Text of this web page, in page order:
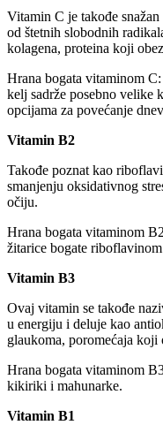
Vitamin C je takođe
od štetnih slobodnih
kolagena, proteina koji
Hrana bogata vitaminom
kelj sadrže posebno velike
opcijama za povećanje
Vitamin B2
Takođe poznat kao
smanjenju oksidativnog
očiju.
Hrana bogata vitaminom
žitarice bogate
Vitamin B3
Ovaj vitamin se takođe
u energiju i deluje kao
glaukoma, poromećaja koji
Hrana bogata vitaminom
kikiriki i mahunarke.
Vitamin B1